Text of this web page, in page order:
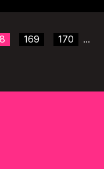
169 170 ...